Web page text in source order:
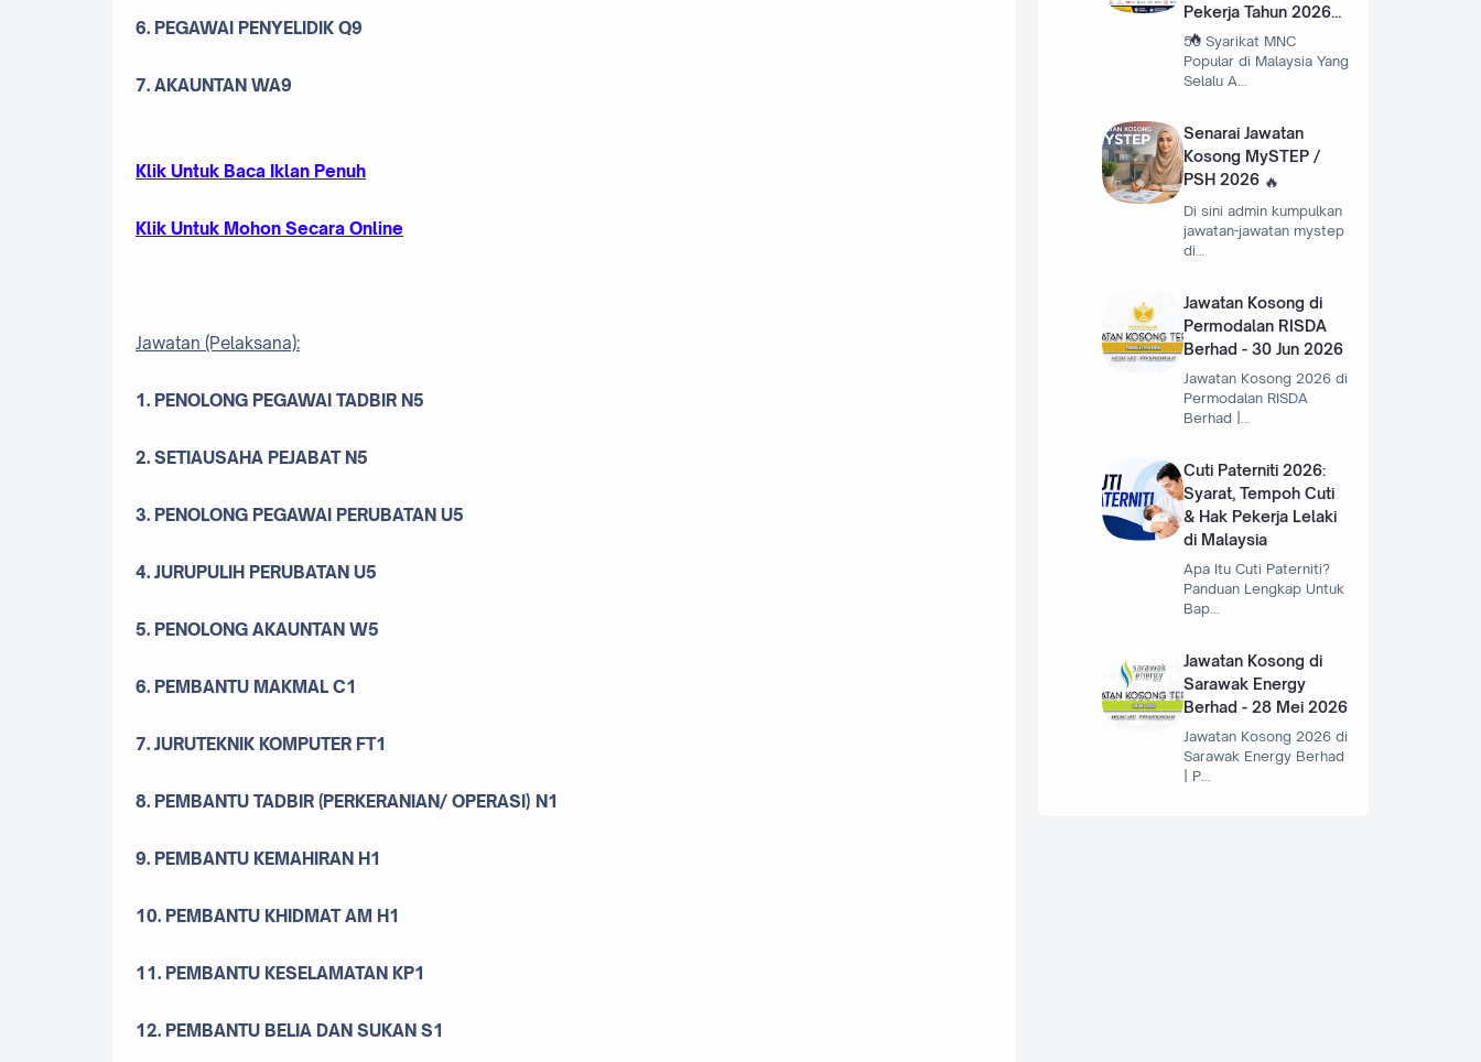
6. PEGAWAI PENYELIDIK Q9
7. AKAUNTAN WA9
Klik Untuk Baca Iklan Penuh
Klik Untuk Mohon Secara Online
Jawatan (Pelaksana):
1. PENOLONG PEGAWAI TADBIR N5
2. SETIAUSAHA PEJABAT N5
3. PENOLONG PEGAWAI PERUBATAN U5
4. JURUPULIH PERUBATAN U5
5. PENOLONG AKAUNTAN W5
6. PEMBANTU MAKMAL C1
7. JURUTEKNIK KOMPUTER FT1
8. PEMBANTU TADBIR (PERKERANIAN/ OPERASI) N1
9. PEMBANTU KEMAHIRAN H1
10. PEMBANTU KHIDMAT AM H1
11. PEMBANTU KESELAMATAN KP1
12. PEMBANTU BELIA DAN SUKAN S1
Pekerja Tahun 2026
50 Syarikat MNC
Popular di Malaysia Yang
Selalu A…
Senarai Jawatan
Kosong MySTEP /
PSH 2026
Di sini admin kumpulkan
jawatan-jawatan mystep
di…
Jawatan Kosong di
Permodalan RISDA
Berhad - 30 Jun 2026
Jawatan Kosong 2026 di
Permodalan RISDA
Cuti Paterniti 2026:
Syarat, Tempoh Cuti
& Hak Pekerja Lelaki
di Malaysia
Apa Itu Cuti Paterniti?
Panduan Lengkap Untuk
Bap…
Jawatan Kosong di
Sarawak Energy
Berhad - 28 Mei 2026
Jawatan Kosong 2026 di
Sarawak Energy Berhad
| P…